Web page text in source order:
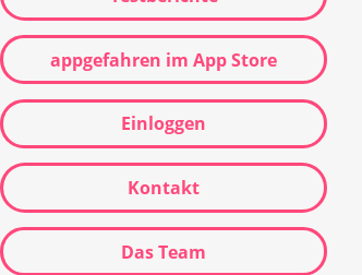
appgefahren im App Store
Einloggen
Kontakt
Das Team